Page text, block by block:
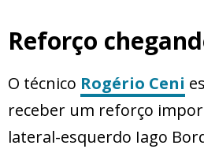
Reforço
O técnico Rogério Ceni
receber um reforço
lateral-esquerdo Iago